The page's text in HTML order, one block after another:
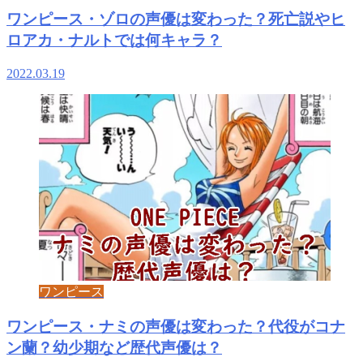
ワンピース・ゾロの声優は変わった？死亡説やヒ
ロアカ・ナルトでは何キャラ？
2022.03.19
ワンピース
ワンピース・ナミの声優は変わった？代役がコナ
ン蘭？幼少期など歴代声優は？